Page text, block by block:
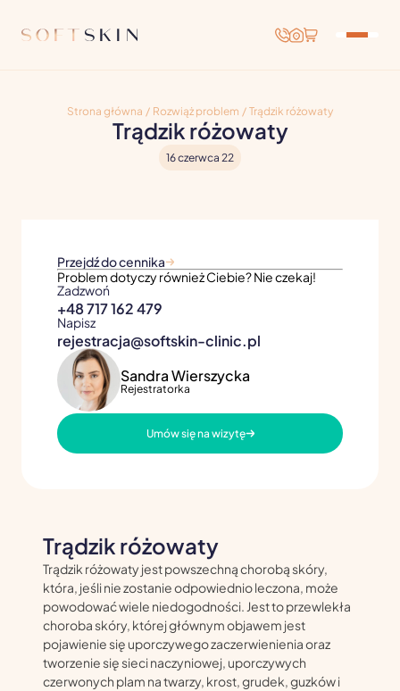
Strona główna / Rozwiąż problem / Trądzik różowaty
Trądzik różowaty
16 czerwca 22
Trądzik różowaty
Trądzik różowaty jest powszechną chorobą skóry,
która, jeśli nie zostanie odpowiednio leczona, może
powodować wiele niedogodności. Jest to przewlekła
choroba skóry, której głównym objawem jest
pojawienie się uporczywego zaczerwienienia oraz
tworzenie się sieci naczyniowej, uporczywych
czerwonych plam na twarzy, krost, grudek, guzków i
Przejdź do cennika
Problem dotyczy również Ciebie? Nie czekaj!
Zadzwoń
+48 717 162 479
Napisz
rejestracja@softskin-clinic.pl
Sandra Wierszycka
Rejestratorka
Umów się na wizytę